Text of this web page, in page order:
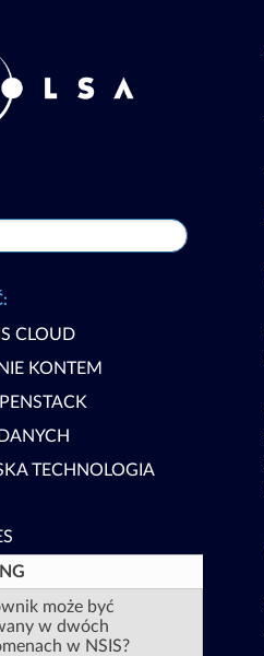
CLOUD
KONTEM
TECHNOLOGIA
może być
w dwóch
w NSIS?